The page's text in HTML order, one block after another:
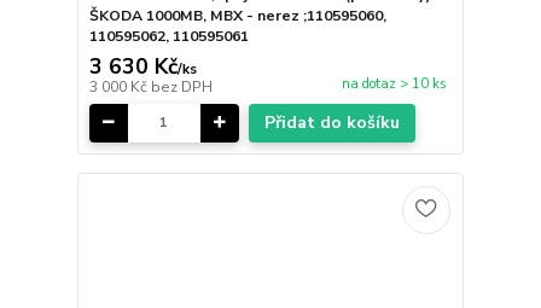
ŠKODA 1000MB, MBX - nerez ;110595060,
110595062, 110595061
3 630 Kč/ks
3 000 Kč bez DPH na dotaz > 10 ks
Přidat do košíku